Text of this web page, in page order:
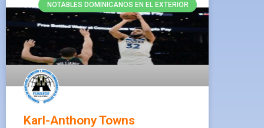
NOTABLES DOMINICANOS EN EL EXTERIOR
Karl-Anthony Towns